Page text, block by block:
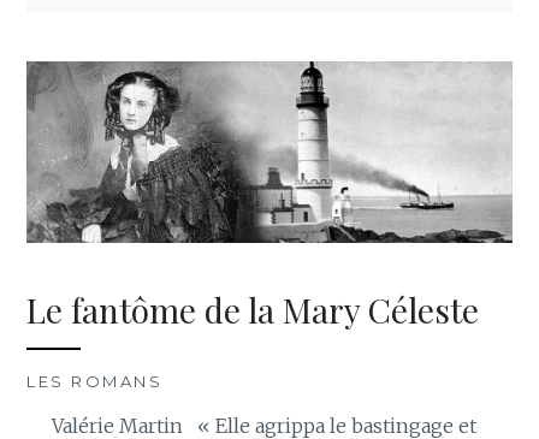
Le fantôme de la Mary Céleste
LES ROMANS
Valérie Martin « Elle agrippa le bastingage et